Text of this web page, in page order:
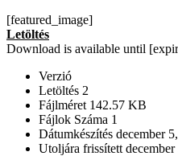
[featured_image]
Letöltés
Download is available until
Verzió
Letöltés 2
Fájlméret 142.57 KB
Fájlok Száma 1
Dátumkészítés december
Utoljára frissített